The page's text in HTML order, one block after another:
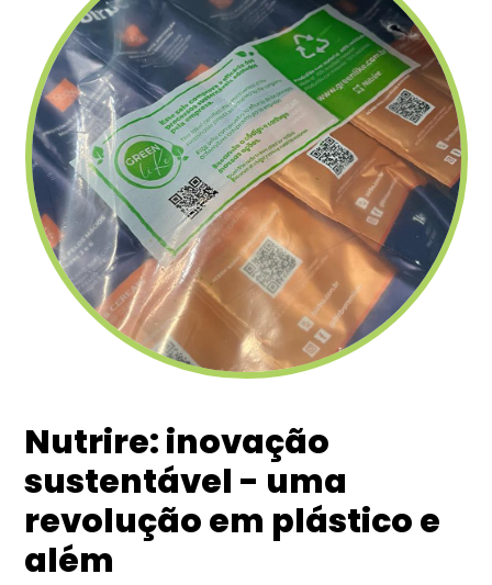
Nutrire: inovação
sustentável - uma
revolução em plástico e
além